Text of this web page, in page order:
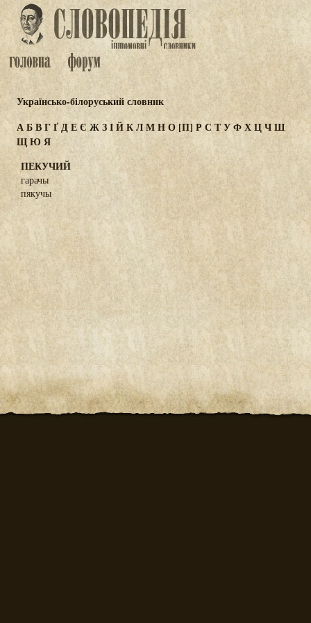
Українсько-білоруський словник
АБВГҐДЕЄ ЖЗІЙКЛМНО[П] Р С ТУФХЦЧШ
ЩЮ Я
ПЕКУЧИЙ
гарачы
пякучы